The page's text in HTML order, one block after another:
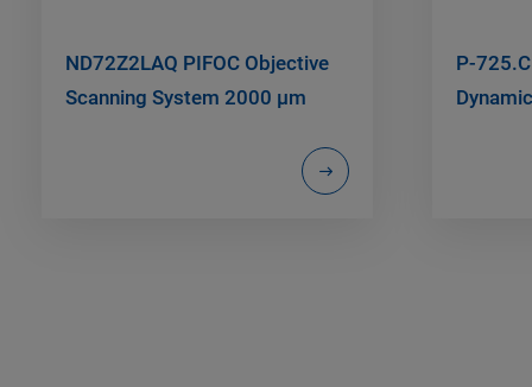
ND72Z2LAQ PIFOC Objective
Scanning System 2000 µm
P-